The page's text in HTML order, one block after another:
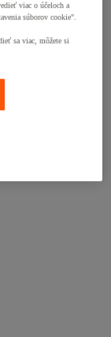
viac o účeloch a
súborov cookie".
sa viac, môžete si